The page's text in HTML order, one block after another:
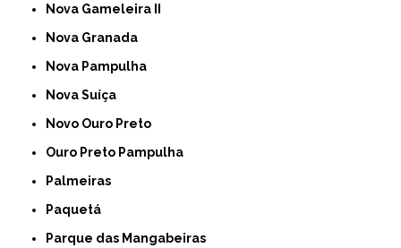
Nova Gameleira II
Nova Granada
Nova Pampulha
Nova Suíça
Novo Ouro Preto
Ouro Preto Pampulha
Palmeiras
Paquetá
Parque das Mangabeiras